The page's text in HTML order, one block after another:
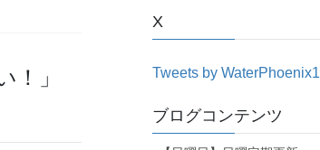
」
X
Tweets by WaterPhoenix1
ブログコンテンツ